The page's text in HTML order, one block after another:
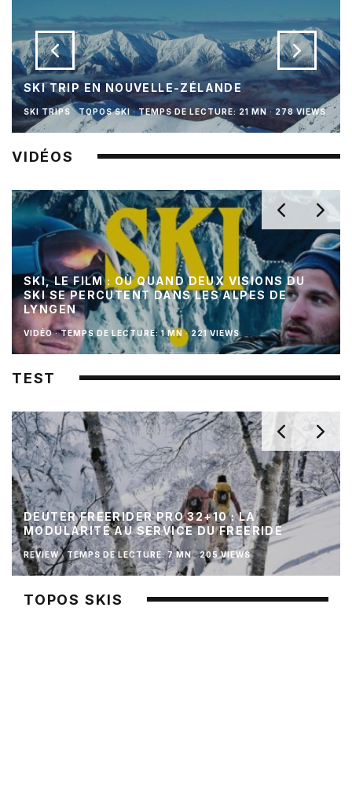
SKI TRIP EN NOUVELLE-ZÉLANDE
SKI TRIPS TOPOS SKI · TEMPS DE LECTURE: 21 MN · 278 VIEWS
VIDÉOS
SKI, LE FILM : OÙ QUAND DEUX VISIONS DU
SKI SE PERCUTENT DANS LES ALPES DE
LYNGEN
VIDÉO · TEMPS DE LECTURE: 1 MN · 221 VIEWS
TEST
DEUTER FREERIDER PRO 32+10 : LA
MODULARITÉ AU SERVICE DU FREERIDE
REVIEW · TEMPS DE LECTURE: 7 MN · 205 VIEWS
TOPOS SKIS